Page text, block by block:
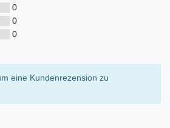
0
0
0
eine Kundenrezension zu